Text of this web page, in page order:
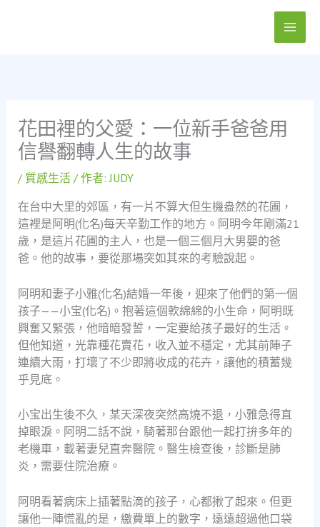
花田裡的父愛：一位新手爸爸用
信譽翻轉人生的故事
/ 質感生活/ 作者:JUDY
在台中大里的郊區，有一片不算大但生機盎然的花圃，
這裡是阿明(化名)每天辛勤工作的地方。阿明今年剛滿21
歲，是這片花圃的主人，也是一個三個月大男嬰的爸
爸。他的故事，要從那場突如其來的考驗說起。
阿明和妻子小雅(化名)結婚一年後，迎來了他們的第一個
孩子——小宝(化名)。抱著這個軟綿綿的小生命，阿明既
興奮又緊張，他暗暗發誓，一定要給孩子最好的生活。
但他知道，光靠種花賣花，收入並不穩定，尤其前陣子
連續大雨，打壞了不少即將收成的花卉，讓他的積蓄幾
乎見底。
小宝出生後不久，某天深夜突然高燒不退，小雅急得直
掉眼淚。阿明二話不說，騎著那台跟他一起打拚多年的
老機車，載著妻兒直奔醫院。醫生檢查後，診斷是肺
炎，需要住院治療。
阿明看著病床上插著點滴的孩子，心都揪了起來。但更
讓他一陣慌亂的是，繳費單上的數字，遠遠超過他口袋